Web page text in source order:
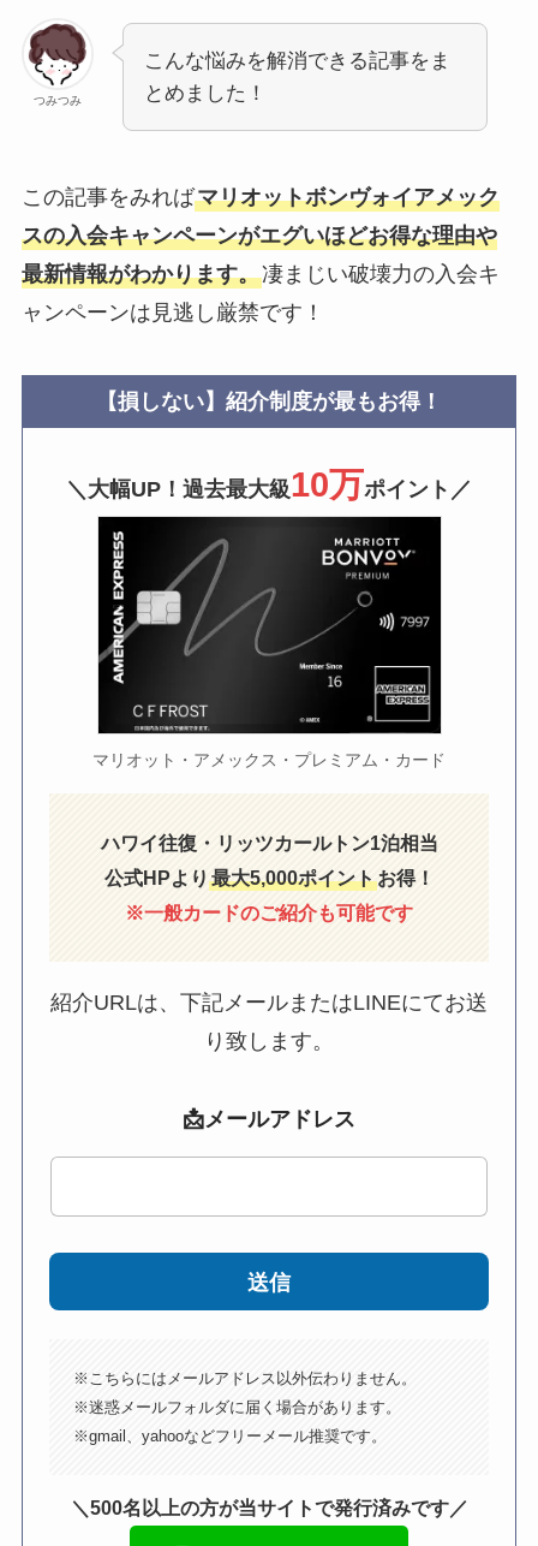
つみつみ
こんな悩みを解消できる記事をま
とめました！
この記事をみればマリオットボンヴォイアメック
スの入会キャンペーンがエグいほどお得な理由や
最新情報がわかります。凄まじい破壊力の入会キ
ャンペーンは見逃し厳禁です！
【損しない】紹介制度が最もお得！
＼大幅UP！過去最大級10万ポイント／
マリオット・アメックス・プレミアム・カード
ハワイ往復・リッツカールトン1泊相当
公式HPより 最大5,000ポイントお得！
※一般カードのご紹介も可能です
紹介URLは、下記メールまたはLINEにてお送
り致します。
📩メールアドレス
送信
※こちらにはメールアドレス以外伝わりません。
※迷惑メールフォルダに届く場合があります。
※gmail、yahooなどフリーメール推奨です。
＼500名以上の方が当サイトで発行済みです／